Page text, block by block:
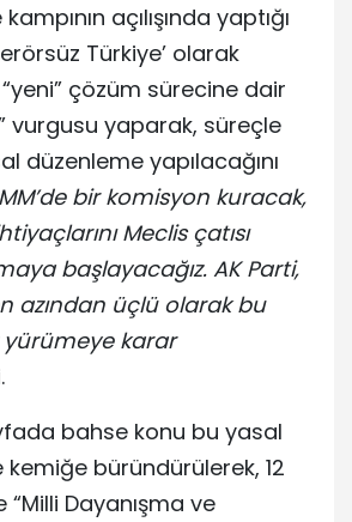
açılışında yaptığı
Türkiye’ olarak
“yeni” çözüm sürecine dair
vurgusu yaparak, süreçle
düzenleme yapılacağını
bir komisyon kuracak,
Meclis çatısı
başlayacağız. AK Parti,
azından üçlü olarak bu
karar
bahse konu bu yasal
büründürülerek, 12
Dayanışma ve